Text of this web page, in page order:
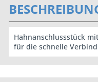
Hahnanschlussstück
für die schnelle